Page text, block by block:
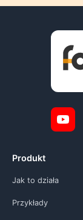
Produkt
Jak to działa
Przykłady